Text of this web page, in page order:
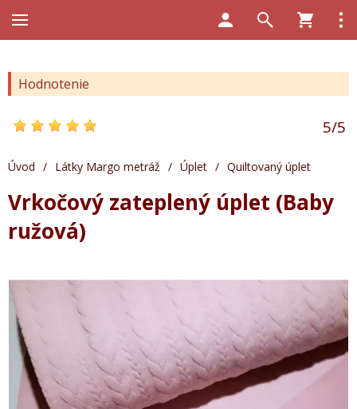
Hodnotenie
5/5
Úvod / Látky Margo metráž / Úplet / Quiltovaný úplet
Vrkočový zateplený úplet (Baby
ružová)